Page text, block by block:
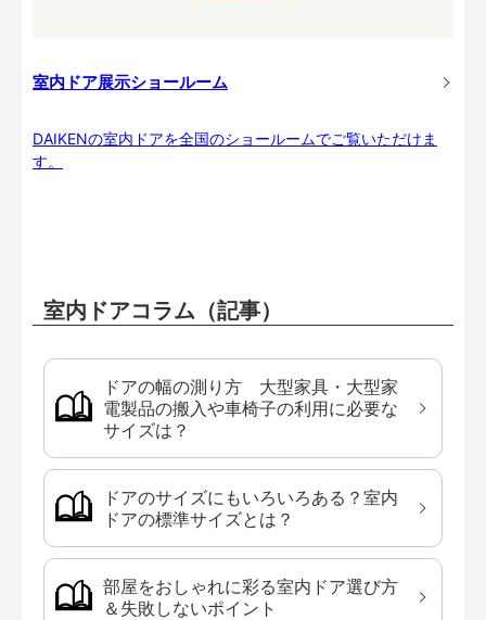
室内ドア展示ショールーム
DAIKENの室内ドアを全国のショールームでご覧いただけま
す。
室内ドアコラム（記事）
ドアの幅の測り方 大型家具・大型家
電製品の搬入や車椅子の利用に必要な
サイズは？
ドアのサイズにもいろいろある？室内
ドアの標準サイズとは？
部屋をおしゃれに彩る室内ドア選び方
＆失敗しないポイント